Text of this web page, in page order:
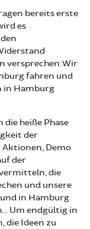
bereits erste
es
versprechen: Wir
fahren und
in Hamburg
heiße Phase
der
Demo
der
die
und unsere
in Hamburg
Um endgültig in
die Ideen zu